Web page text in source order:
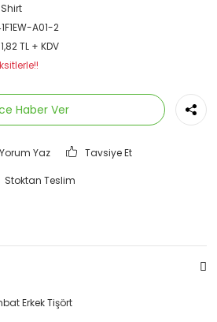
A01-2
TL + KDV
Haber Ver
Yorum Yaz Tavsiye Et
Stoktan Teslim
Erkek Tişört